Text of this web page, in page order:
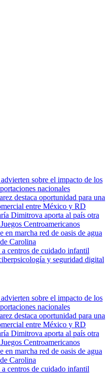
nacionales
destaca oportunidad para una
entre México y RD
Dimitrova aporta al país otra
Centroamericanos
marcha red de oasis de agua
Carolina
centros de cuidado infantil
y seguridad digital
nacionales
destaca oportunidad para una
entre México y RD
Dimitrova aporta al país otra
Centroamericanos
marcha red de oasis de agua
Carolina
centros de cuidado infantil
y seguridad digital